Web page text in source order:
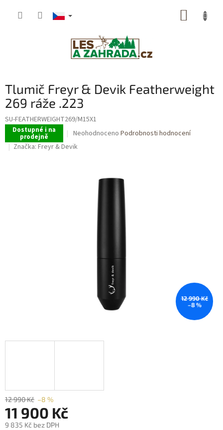
Tlumič Freyr & Devik Featherweight
269 ráže .223
SU-FEATHERWEIGHT269/M15X1
Dostupné i na
prodejně
Průměrné
hodnocení
produktu
hvězdiček.
Neohodnoceno Podrobnosti hodnocení
Značka: Freyr & Devik
12 990 Kč
–8 %
12 990 Kč –8 %
11 900 Kč
9 835 Kč bez DPH